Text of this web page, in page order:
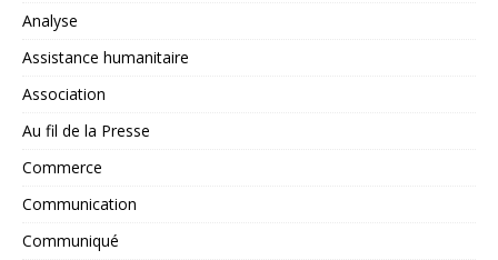
Analyse
Assistance humanitaire
Association
Au fil de la Presse
Commerce
Communication
Communiqué